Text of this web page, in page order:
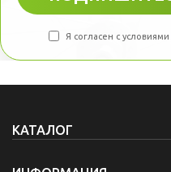
Я согласен с условиями
КАТАЛОГ